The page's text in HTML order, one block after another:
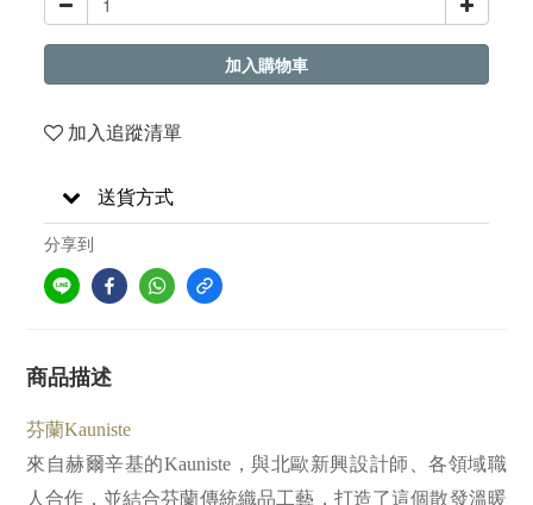
加入購物車
加入追蹤清單
送貨方式
分享到
商品描述
芬蘭Kauniste
來自赫爾辛基的Kauniste，與北歐新興設計師、各領域職
人合作，並結合芬蘭傳統織品工藝，打造了這個散發溫暖